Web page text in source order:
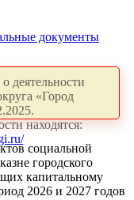
документы
деятельности
«Город
находятся:
социальной
городского
капитальному
2026 и 2027 годов